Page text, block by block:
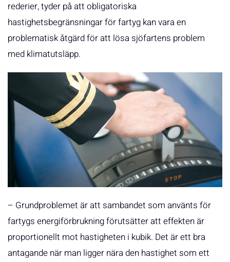
rederier, tyder på att obligatoriska
hastighetsbegränsningar för fartyg kan vara en
problematisk åtgärd för att lösa sjöfartens problem
med klimatutsläpp.
– Grundproblemet är att sambandet som använts för
fartygs energiförbrukning förutsätter att effekten är
proportionellt mot hastigheten i kubik. Det är ett bra
antagande när man ligger nära den hastighet som ett